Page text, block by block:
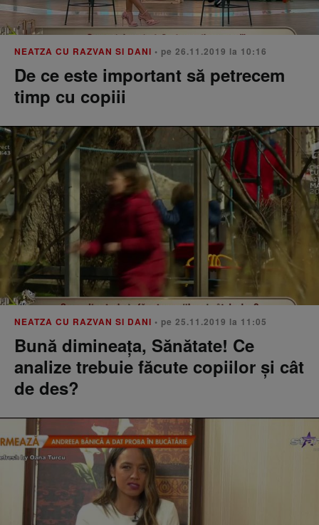
NEATZA CU RAZVAN SI DANI • pe 26.11.2019 la 10:16
De ce este important să petrecem
timp cu copiii
NEATZA CU RAZVAN SI DANI • pe 25.11.2019 la 11:05
Bună dimineața, Sănătate! Ce
analize trebuie făcute copiilor şi cât
de des?